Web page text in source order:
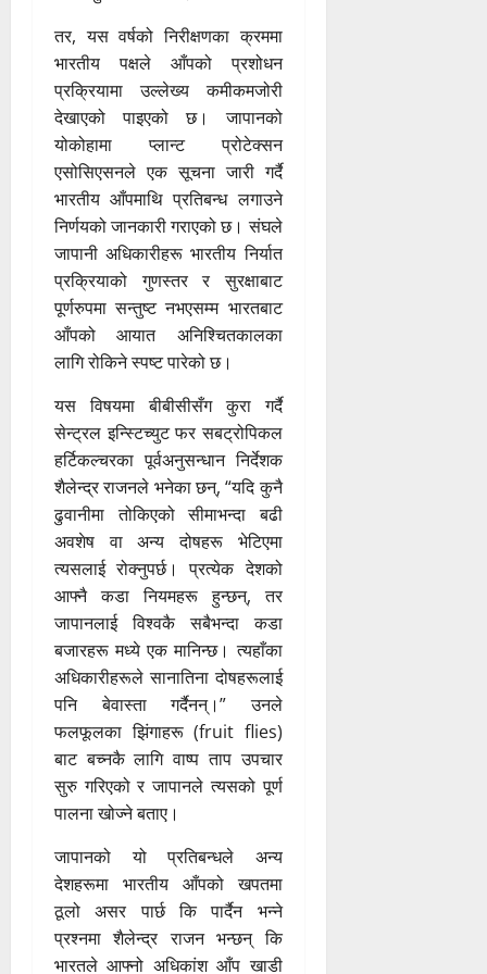
तर, यस वर्षको निरीक्षणका क्रममा
भारतीय पक्षले आँपको प्रशोधन
प्रक्रियामा उल्लेख्य कमीकमजोरी
देखाएको पाइएको छ। जापानको
योकोहामा प्लान्ट प्रोटेक्सन
एसोसिएसनले एक सूचना जारी गर्दै
भारतीय आँपमाथि प्रतिबन्ध लगाउने
निर्णयको जानकारी गराएको छ। संघले
जापानी अधिकारीहरू भारतीय निर्यात
प्रक्रियाको गुणस्तर र सुरक्षाबाट
पूर्णरुपमा सन्तुष्ट नभएसम्म भारतबाट
आँपको आयात अनिश्चितकालका
लागि रोकिने स्पष्ट पारेको छ।
यस विषयमा बीबीसीसँग कुरा गर्दै
सेन्ट्रल इन्स्टिच्युट फर सबट्रोपिकल
हर्टिकल्चरका पूर्वअनुसन्धान निर्देशक
शैलेन्द्र राजनले भनेका छन्, “यदि कुनै
ढुवानीमा तोकिएको सीमाभन्दा बढी
अवशेष वा अन्य दोषहरू भेटिएमा
त्यसलाई रोक्नुपर्छ। प्रत्येक देशको
आफ्नै कडा नियमहरू हुन्छन्, तर
जापानलाई विश्वकै सबैभन्दा कडा
बजारहरू मध्ये एक मानिन्छ। त्यहाँका
अधिकारीहरूले सानातिना दोषहरूलाई
पनि बेवास्ता गर्दैनन्।” उनले
फलफूलका झिंगाहरू (fruit flies)
बाट बच्नकै लागि वाष्प ताप उपचार
सुरु गरिएको र जापानले त्यसको पूर्ण
पालना खोज्ने बताए।
जापानको यो प्रतिबन्धले अन्य
देशहरूमा भारतीय आँपको खपतमा
ठूलो असर पार्छ कि पार्दैन भन्ने
प्रश्नमा शैलेन्द्र राजन भन्छन् कि
भारतले आफ्नो अधिकांश आँप खाडी